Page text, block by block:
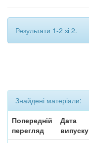
Результати 1-2 зі 2.
Знайдені матеріали:
Попередній
перегляд
Дата
випуску